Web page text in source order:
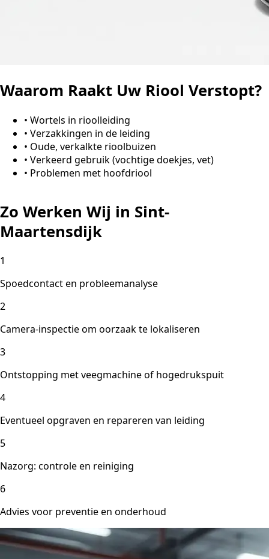
Waarom Raakt Uw Riool Verstopt?
• Wortels in rioolleiding
• Verzakkingen in de leiding
• Oude, verkalkte rioolbuizen
• Verkeerd gebruik (vochtige doekjes, vet)
• Problemen met hoofdriool
Zo Werken Wij in Sint-
Maartensdijk
1
Spoedcontact en probleemanalyse
2
Camera-inspectie om oorzaak te lokaliseren
3
Ontstopping met veegmachine of hogedrukspuit
4
Eventueel opgraven en repareren van leiding
5
Nazorg: controle en reiniging
6
Advies voor preventie en onderhoud